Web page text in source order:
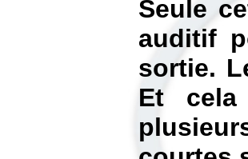
Seule
auditif
sortie.
Et